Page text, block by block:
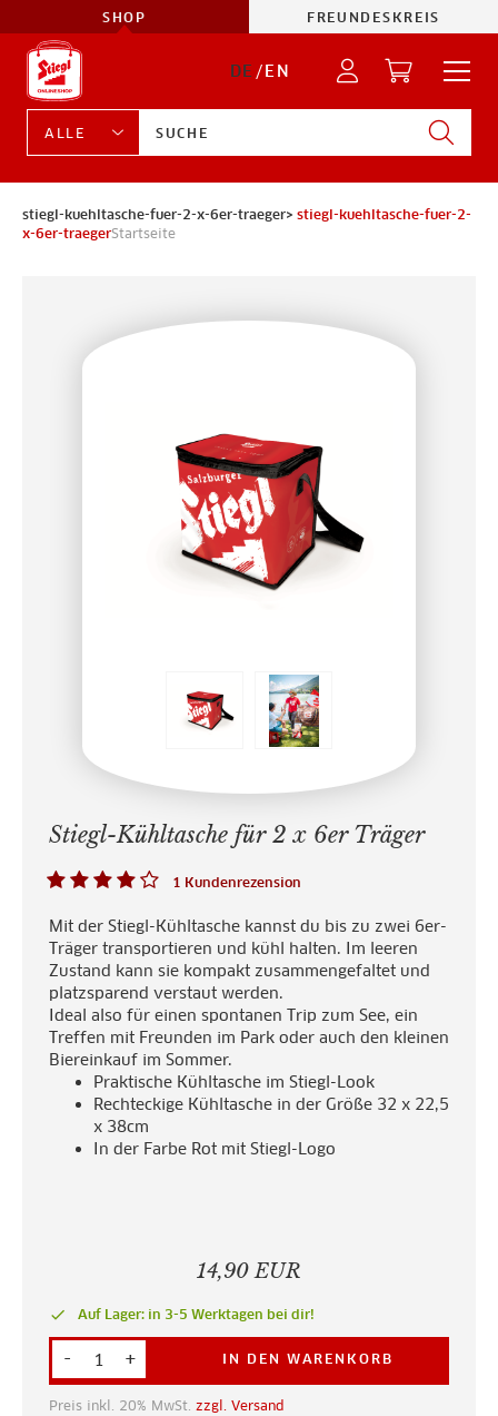
SHOP FREUNDESKREIS
DE/EN
stiegl-kuehltasche-fuer-2-x-6er-traeger> stiegl-kuehltasche-fuer-2-
x-6er-traegerStartseite
Stiegl-Kühltasche für 2 x 6er Träger
1 Kundenrezension
Mit der Stiegl-Kühltasche kannst du bis zu zwei 6er-
Träger transportieren und kühl halten. Im leeren
Zustand kann sie kompakt zusammengefaltet und
platzsparend verstaut werden.
Ideal also für einen spontanen Trip zum See, ein
Treffen mit Freunden im Park oder auch den kleinen
Biereinkauf im Sommer.
Praktische Kühltasche im Stiegl-Look
Rechteckige Kühltasche in der Größe 32 x 22,5
x 38cm
In der Farbe Rot mit Stiegl-Logo
14,90 EUR
done Auf Lager: in 3-5 Werktagen bei dir!
- + IN DEN WARENKORB
Preis inkl. 20% MwSt. zzgl. Versand